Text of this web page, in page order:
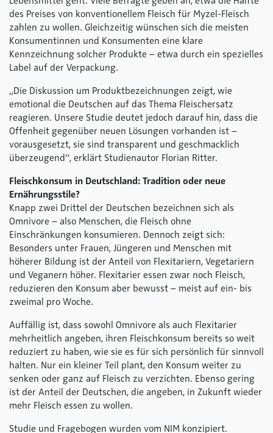
des Preises von konventionellem Fleisch für Myzel-Fleisch
zahlen zu wollen. Gleichzeitig wünschen sich die meisten
Konsumentinnen und Konsumenten eine klare
Kennzeichnung solcher Produkte – etwa durch ein spezielles
Label auf der Verpackung.
„Die Diskussion um Produktbezeichnungen zeigt, wie
emotional die Deutschen auf das Thema Fleischersatz
reagieren. Unsere Studie deutet jedoch darauf hin, dass die
Offenheit gegenüber neuen Lösungen vorhanden ist –
vorausgesetzt, sie sind transparent und geschmacklich
überzeugend“, erklärt Studienautor Florian Ritter.
Fleischkonsum in Deutschland: Tradition oder neue
Ernährungsstile?
Knapp zwei Drittel der Deutschen bezeichnen sich als
Omnivore – also Menschen, die Fleisch ohne
Einschränkungen konsumieren. Dennoch zeigt sich:
Besonders unter Frauen, Jüngeren und Menschen mit
höherer Bildung ist der Anteil von Flexitariern, Vegetariern
und Veganern höher. Flexitarier essen zwar noch Fleisch,
reduzieren den Konsum aber bewusst – meist auf ein- bis
zweimal pro Woche.
Auffällig ist, dass sowohl Omnivore als auch Flexitarier
mehrheitlich angeben, ihren Fleischkonsum bereits so weit
reduziert zu haben, wie sie es für sich persönlich für sinnvoll
halten. Nur ein kleiner Teil plant, den Konsum weiter zu
senken oder ganz auf Fleisch zu verzichten. Ebenso gering
ist der Anteil der Deutschen, die angeben, in Zukunft wieder
mehr Fleisch essen zu wollen.
Studie und Fragebogen wurden vom NIM konzipiert.